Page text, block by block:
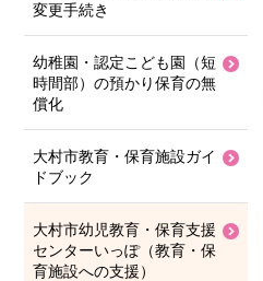
変更手続き
幼稚園・認定こども園（短
時間部）の預かり保育の無
償化
大村市教育・保育施設ガイ
ドブック
大村市幼児教育・保育支援
センターいっぽ（教育・保
育施設への支援）